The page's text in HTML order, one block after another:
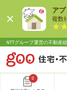
ア
複数
NTTグループ運営の不動産
0